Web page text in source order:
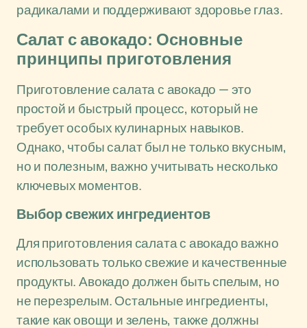
радикалами и поддерживают здоровье глаз.
Салат с авокадо: Основные
принципы приготовления
Приготовление салата с авокадо — это
простой и быстрый процесс, который не
требует особых кулинарных навыков.
Однако, чтобы салат был не только вкусным,
но и полезным, важно учитывать несколько
ключевых моментов.
Выбор свежих ингредиентов
Для приготовления салата с авокадо важно
использовать только свежие и качественные
продукты. Авокадо должен быть спелым, но
не перезрелым. Остальные ингредиенты,
такие как овощи и зелень, также должны